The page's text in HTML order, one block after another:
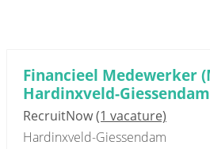
Financieel Medewerker
Hardinxveld-Giessendam
RecruitNow(1 vacature)
Hardinxveld-Giessendam